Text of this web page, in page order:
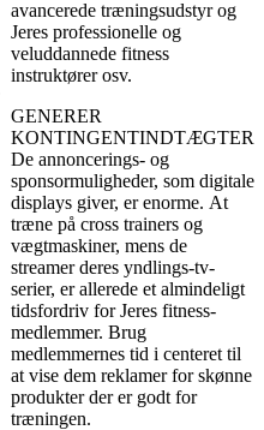
avancerede træningsudstyr og
Jeres professionelle og
veluddannede fitness
instruktører osv.
GENERER
KONTINGENTINDTÆGTER
De annoncerings- og
sponsormuligheder, som digitale
displays giver, er enorme. At
træne på cross trainers og
vægtmaskiner, mens de
streamer deres yndlings-tv-
serier, er allerede et almindeligt
tidsfordriv for Jeres fitness-
medlemmer. Brug
medlemmernes tid i centeret til
at vise dem reklamer for skønne
produkter der er godt for
træningen.